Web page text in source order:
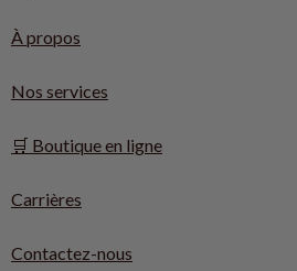
À propos
Nos services
🛒 Boutique en ligne
Carrières
Contactez-nous